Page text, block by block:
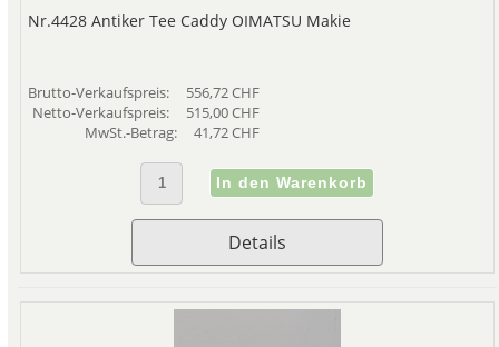
Nr.4428 Antiker Tee Caddy OIMATSU Makie
Brutto-Verkaufspreis:
556,72 CHF
Netto-Verkaufspreis:
515,00 CHF
MwSt.-Betrag:
41,72 CHF
Details